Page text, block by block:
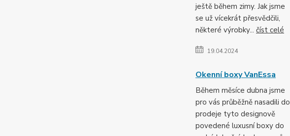
ještě během zimy. Jak jsme
se už vícekrát přesvědčili,
některé výrobky... číst celé
19.04.2024
Okenní boxy VanEssa
Během měsíce dubna jsme
pro vás průběžně nasadili do
prodeje tyto designově
povedené luxusní boxy do